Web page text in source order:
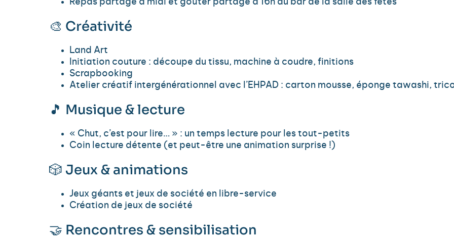
Repas partagé à midi et goûter partagé à 16h au bar de la salle des fêtes
🎨 Créativité
Land Art
Initiation couture : découpe du tissu, machine à coudre, finitions
Scrapbooking
Atelier créatif intergénérationnel avec l’EHPAD : carton mousse, éponge tawashi,
🎵 Musique & lecture
« Chut, c’est pour lire… » : un temps lecture pour les tout-petits
Coin lecture détente (et peut-être une animation surprise !)
🎲 Jeux & animations
Jeux géants et jeux de société en libre-service
Création de jeux de société
🤝 Rencontres & sensibilisation